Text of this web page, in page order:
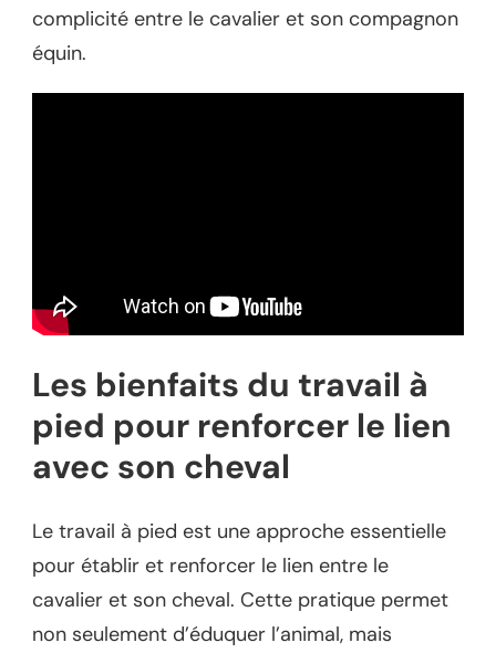
complicité entre le cavalier et son compagnon
équin.
Les bienfaits du travail à
pied pour renforcer le lien
avec son cheval
Le travail à pied est une approche essentielle
pour établir et renforcer le lien entre le
cavalier et son cheval. Cette pratique permet
non seulement d’éduquer l’animal, mais